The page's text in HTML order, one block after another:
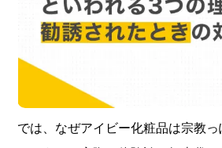
では、なぜアイビー化粧品は宗教